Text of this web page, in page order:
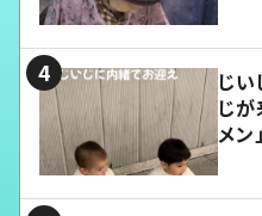
じ
じが
メン